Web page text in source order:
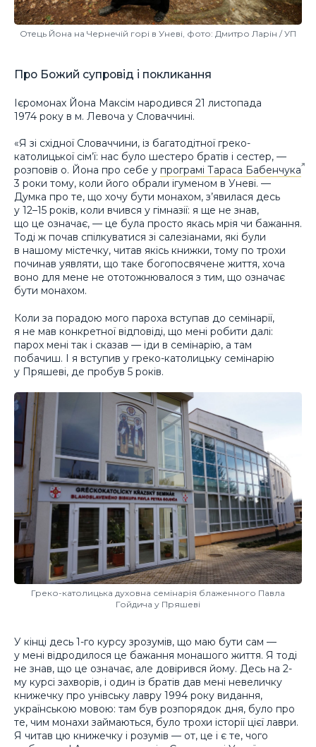
Отець Йона на Чернечій горі в Уневі, фото: Дмитро Ларін / УП
Про Божий супровід і покликання
Ієромонах Йона Максім народився 21 листопада
1974 року в м. Левоча у Словаччині.
«Я зі східної Словаччини, із багатодітної греко-
католицької сім’ї: нас було шестеро братів і сестер, —
розповів о. Йона про себе у програмі Тараса Бабенчука
3 роки тому, коли його обрали ігуменом в Уневі. —
Думка про те, що хочу бути монахом, з’явилася десь
у 12–15 років, коли вчився у гімназії: я ще не знав,
що це означає, — це була просто якась мрія чи бажання.
Тоді ж почав спілкуватися зі салезіанами, які були
в нашому містечку, читав якісь книжки, тому по трохи
починав уявляти, що таке богопосвячене життя, хоча
воно для мене не ототожнювалося з тим, що означає
бути монахом.
Коли за порадою мого пароха вступав до семінарії,
я не мав конкретної відповіді, що мені робити далі:
парох мені так і сказав — іди в семінарію, а там
побачиш. І я вступив у греко-католицьку семінарію
у Пряшеві, де пробув 5 років.
Греко-католицька духовна семінарія блаженного Павла
Гойдича у Пряшеві
У кінці десь 1-го курсу зрозумів, що маю бути сам —
у мені відродилося це бажання монашого життя. Я тоді
не знав, що це означає, але довірився йому. Десь на 2-
му курсі захворів, і один із братів дав мені невеличку
книжечку про унівську лавру 1994 року видання,
українською мовою: там був розпорядок дня, було про
те, чим монахи займаються, було трохи історії цієї лаври.
Я читав цю книжечку і розумів — от, це і є те, чого